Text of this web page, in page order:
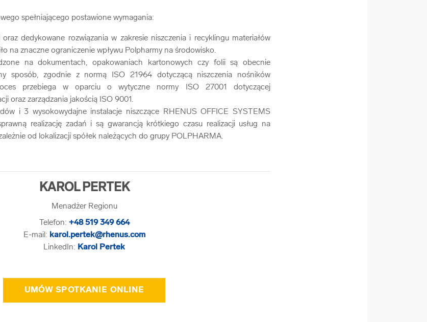
spełniającego postawione wymagania:
dedykowane rozwiązania w zakresie niszczenia i recyklingu materiałów
na znaczne ograniczenie wpływu Polpharmy na środowisko.
na dokumentach, opakowaniach kartonowych czy folii są obecnie
sposób, zgodnie z normą ISO 21964 dotyczącą niszczenia nośników
przebiega w oparciu o wytyczne normy ISO 27001 dotyczącej
oraz zarządzania jakością ISO 9001.
i 3 wysokowydajne instalacje niszczące RHENUS OFFICE SYSTEMS
realizację zadań i są gwarancją krótkiego czasu realizacji usług na
od lokalizacji spółek należących do grupy POLPHARMA.
KAROL PERTEK
Menadżer Regionu
Telefon: +48 519 349 664
E-mail: karol.pertek@rhenus.com
LinkedIn: Karol Pertek
UMÓW SPOTKANIE ONLINE